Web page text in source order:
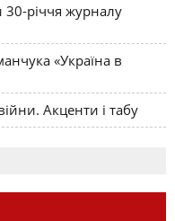
30-річчя журналу
«Україна в
Акценти і табу